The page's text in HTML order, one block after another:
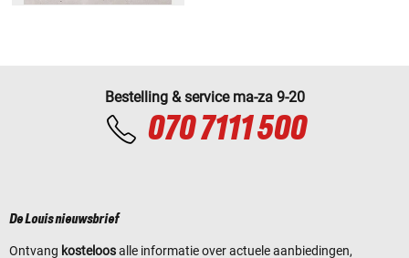
Bestelling & service ma-za 9-20
070 7111 500
De Louis nieuwsbrief
Ontvang kosteloosalle informatie over actuele aanbiedingen,